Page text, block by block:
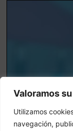
Valoramos
Utilizamos
navegación,